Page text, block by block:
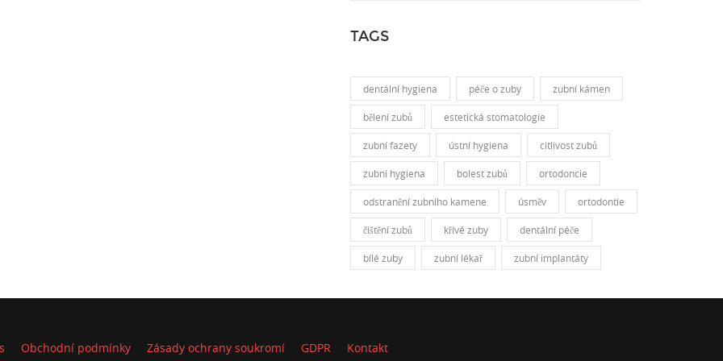
TAGS
dentální hygiena péče o zuby zubní kámen
bělení zubů estetická stomatologie
zubní fazety ústní hygiena citlivost zubů
zubní hygiena bolest zubů ortodoncie
odstranění zubního kamene úsměv ortodontie
čištění zubů křivé zuby dentální péče
bílé zuby zubní lékař zubní implantáty
Obchodní podmínky Zásady ochrany soukromí GDPR Kontakt